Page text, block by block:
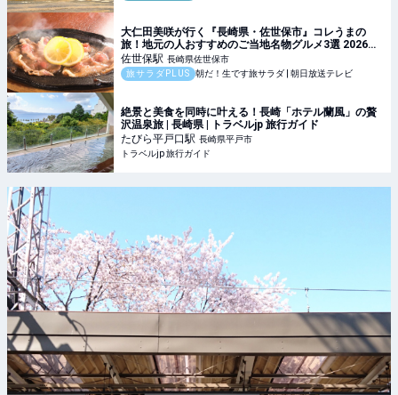
大仁田美咲が行く『長崎県・佐世保市』コレうまの
旅！地元の人おすすめのご当地名物グルメ3選 2026年
1月31日放送
佐世保駅 長崎県佐世保市
旅サラダPLUS
朝だ！生です旅サラダ | 朝日放送テレビ
絶景と美食を同時に叶える！長崎「ホテル蘭風」の贅
沢温泉旅 | 長崎県 | トラベルjp 旅行ガイド
たびら平戸口駅 長崎県平戸市
トラベルjp 旅行ガイド